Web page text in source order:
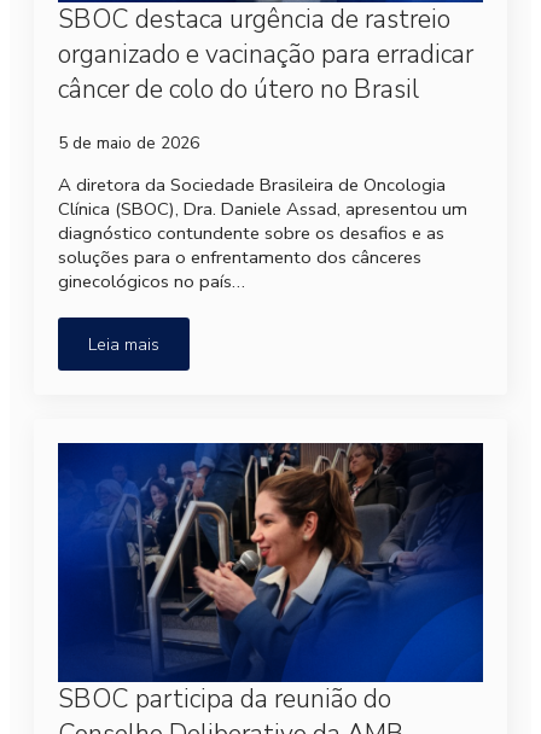
SBOC destaca urgência de rastreio
organizado e vacinação para erradicar
câncer de colo do útero no Brasil
5 de maio de 2026
A diretora da Sociedade Brasileira de Oncologia
Clínica (SBOC), Dra. Daniele Assad, apresentou um
diagnóstico contundente sobre os desafios e as
soluções para o enfrentamento dos cânceres
ginecológicos no país…
Leia mais
SBOC participa da reunião do